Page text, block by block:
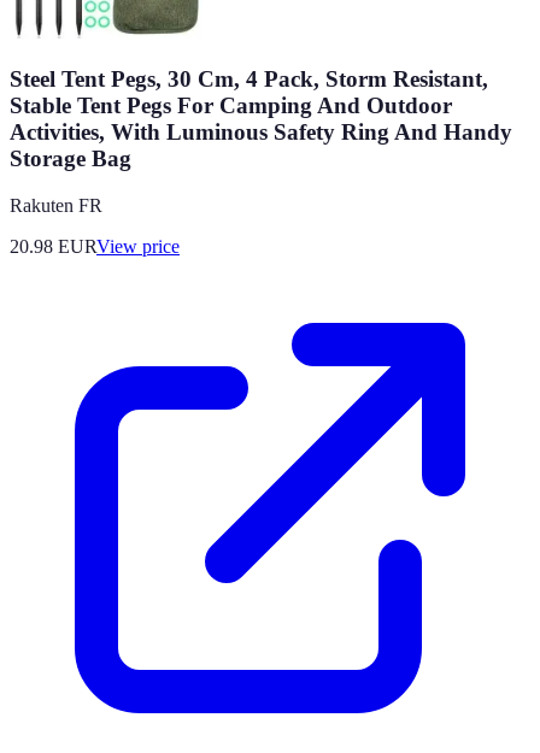
Steel Tent Pegs, 30 Cm, 4 Pack, Storm Resistant,
Stable Tent Pegs For Camping And Outdoor
Activities, With Luminous Safety Ring And Handy
Storage Bag
Rakuten FR
20.98 EURView price